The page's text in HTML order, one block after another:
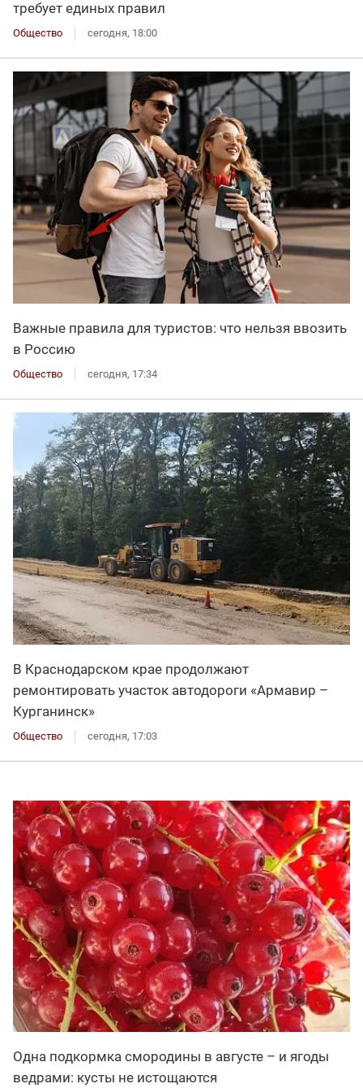
требует единых правил
Общество сегодня, 18:00
Важные правила для туристов: что нельзя ввозить
в Россию
Общество сегодня, 17:34
В Краснодарском крае продолжают
ремонтировать участок автодороги «Армавир –
Курганинск»
Общество сегодня, 17:03
Одна подкормка смородины в августе – и ягоды
ведрами: кусты не истощаются